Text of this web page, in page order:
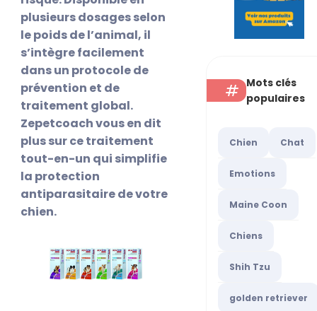
plusieurs dosages selon
le poids de l’animal, il
s’intègre facilement
dans un protocole de
prévention et de
traitement global.
Zepetcoach vous en dit
plus sur ce traitement
tout-en-un qui simplifie
la protection
antiparasitaire de votre
chien.
Mots clés
populaires
Chien Chat
Emotions
Maine Coon
Chiens
Shih Tzu
golden retriever